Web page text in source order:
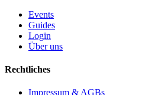
Events
Guides
Login
Über uns
Rechtliches
Impressum & AGBs